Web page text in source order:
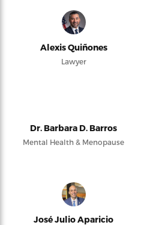
Alexis Quiñones
Lawyer
Dr. Barbara D. Barros
Mental Health & Menopause
José Julio Aparicio